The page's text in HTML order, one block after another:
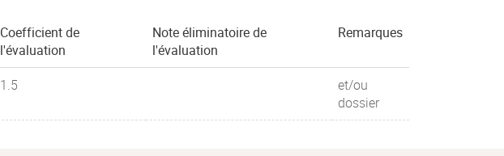
Coefficient de
l'évaluation
Note éliminatoire de
l'évaluation
Remarques
1.5
et/ou
dossier